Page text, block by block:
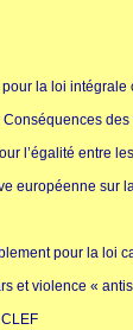
la loi intégrale
l’égalité entre
européenne sur
pour la loi
et violence «